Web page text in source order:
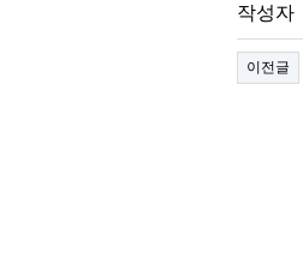
작성자
이전글